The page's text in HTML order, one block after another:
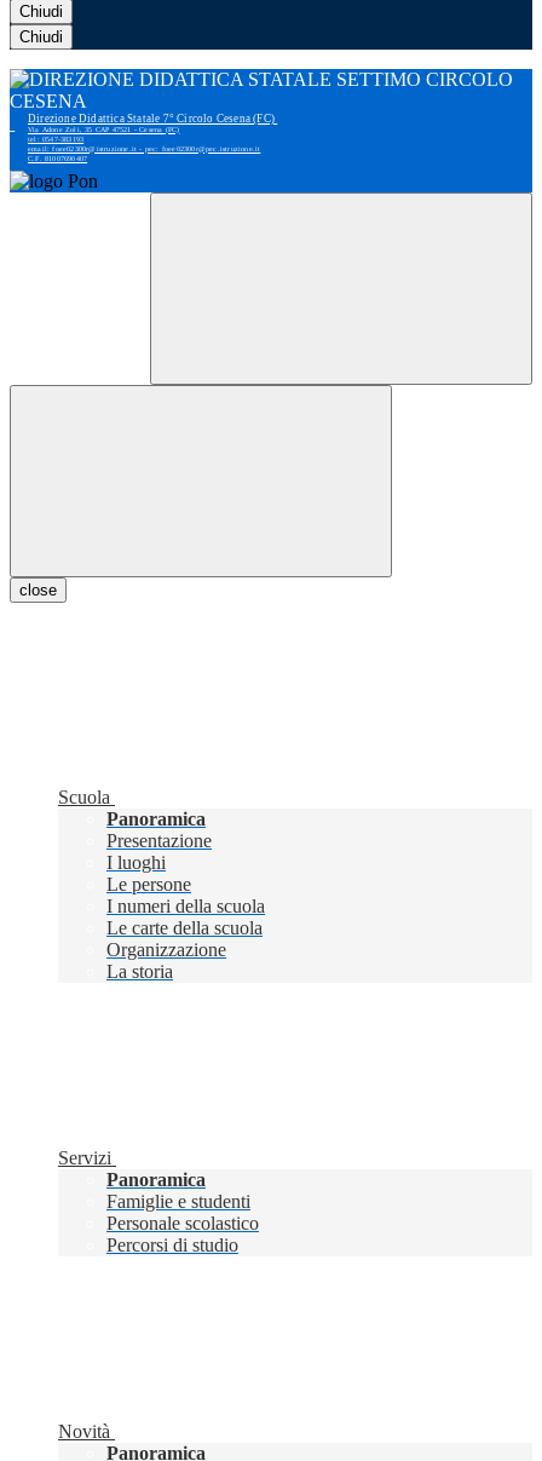
Chiudi
Chiudi
Direzione Didattica Statale 7° Circolo Cesena (FC)
Via Adone Zoli, 35 CAP 47521 - Cesena (FC)
tel: 0547-383193
email: foee02300r@istruzione.it - pec: foee02300r@pec.istruzione.it
C.F. 81007690407
close
Scuola
Panoramica
Presentazione
I luoghi
Le persone
I numeri della scuola
Le carte della scuola
Organizzazione
La storia
Servizi
Panoramica
Famiglie e studenti
Personale scolastico
Percorsi di studio
Novità
Panoramica